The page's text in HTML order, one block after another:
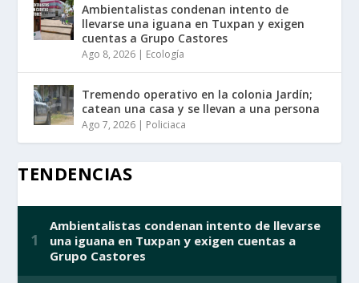
Ambientalistas condenan intento de
llevarse una iguana en Tuxpan y exigen
cuentas a Grupo Castores
Ago 8, 2026 | Ecología
Tremendo operativo en la colonia Jardín;
catean una casa y se llevan a una persona
Ago 7, 2026 | Policiaca
TENDENCIAS